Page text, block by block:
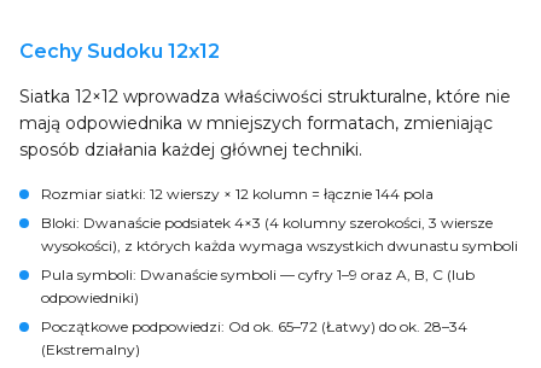
Cechy Sudoku 12x12
Siatka 12×12 wprowadza właściwości strukturalne, które nie
mają odpowiednika w mniejszych formatach, zmieniając
sposób działania każdej głównej techniki.
Rozmiar siatki: 12 wierszy × 12 kolumn = łącznie 144 pola
Bloki: Dwanaście podsiatek 4×3 (4 kolumny szerokości, 3 wiersze
wysokości), z których każda wymaga wszystkich dwunastu symboli
Pula symboli: Dwanaście symboli — cyfry 1–9 oraz A, B, C (lub
odpowiedniki)
Początkowe podpowiedzi: Od ok. 65–72 (Łatwy) do ok. 28–34
(Ekstremalny)